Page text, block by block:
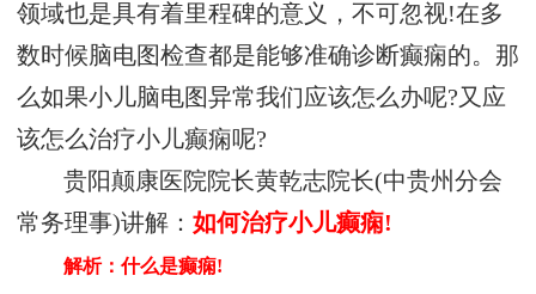
领域也是具有着里程碑的意义，不可忽视!在多
数时候脑电图检查都是能够准确诊断癫痫的。那
么如果小儿脑电图异常我们应该怎么办呢?又应
该怎么治疗小儿癫痫呢?
贵阳颠康医院院长黄乾志院长(中贵州分会
常务理事)讲解： 如何治疗小儿癫痫!
解析：什么是癫痫!